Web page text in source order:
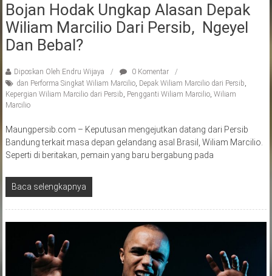
Bojan Hodak Ungkap Alasan Depak
Wiliam Marcilio Dari Persib, Ngeyel
Dan Bebal?
Diposkan Oleh:Endru Wijaya
0 Komentar
dan Performa Singkat Wiliam Marcilio, Depak Wiliam Marcilio dari Persib,
Kepergian Wiliam Marcilio dari Persib, Pengganti Wiliam Marcilio, Wiliam
Marcilio
Maungpersib.com – Keputusan mengejutkan datang dari Persib
Bandung terkait masa depan gelandang asal Brasil, Wiliam Marcilio.
Seperti di beritakan, pemain yang baru bergabung pada
Baca selengkapnya